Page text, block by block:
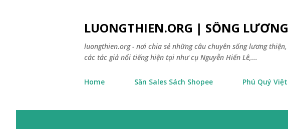
LUONGTHIEN.ORG | SỐNG
luongthien.org - nơi chia sẻ những câu chuyên sống lương
các tác giả nổi tiếng hiện tại như cụ Nguyễn Hiến Lê,...
Home Săn Sales Sách Shopee Phú Quý Việt